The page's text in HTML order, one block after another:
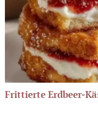
Frittierte Erdbeer-